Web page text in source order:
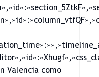
Valencia como